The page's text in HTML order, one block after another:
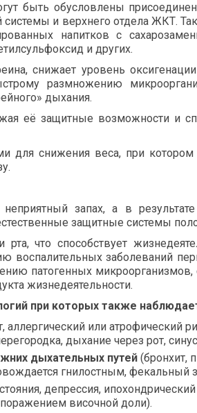
быть обусловлены
и верхнего отдела ЖКТ.
напитков с
и других.
снижает уровень
размножению
дыхания.
её защитные возможности и
для снижения веса, при котором
запах, а в результате
защитные системы
что способствует
воспалительных заболеваний
патогенных
жизнедеятельности.
при которых также
аллергический или атрофический
дыхание через рот,
дыхательных путей (бронхит,
гнилостным, фекальный
депрессия,
височной доли).